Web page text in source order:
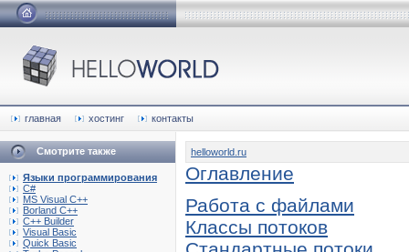
главная хостинг контакты
Смотрите также
Языки программирования
C#
MS Visual C++
Borland C++
C++ Builder
Visual Basic
Quick Basic
helloworld.ru
Оглавление
Работа с файлами
Классы потоков